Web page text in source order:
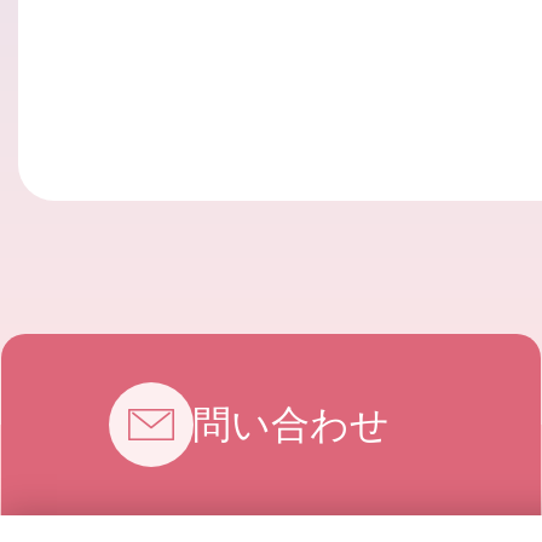
お問い合わせ